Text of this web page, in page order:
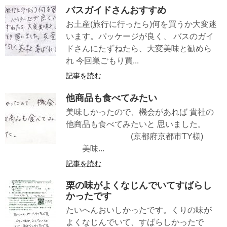
バスガイドさんおすすめ
お土産(旅行に行ったら)何を買うか大変迷
います。パッケージが良く、 バスのガイ
ドさんにたずねたら、大変美味と勧めら
れ 今回巣ごもり買...
記事を読む
他商品も食べてみたい
美味しかったので、機会があれば 貴社の
他商品も食べてみたいと 思いました。
(京都府京都市TY様)
美味...
記事を読む
栗の味がよくなじんでいてすばらし
かったです
たいへんおいしかったです。くりの味が
よくなじんでいて、すばらしかったで